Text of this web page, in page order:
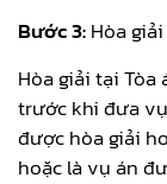
Bước 3:Hòa giải
Hòa giải tại
trước khi đưa
được hòa giải
hoặc là vụ án